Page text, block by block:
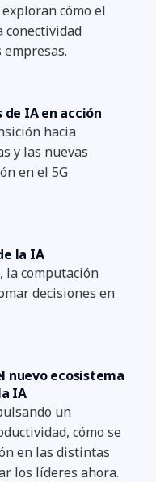
cómo el
conectividad
IA en acción
hacia
y las nuevas
en el 5G
la IA
la computación
decisiones en
nuevo ecosistema
IA
un
cómo se
en las distintas
los líderes ahora.